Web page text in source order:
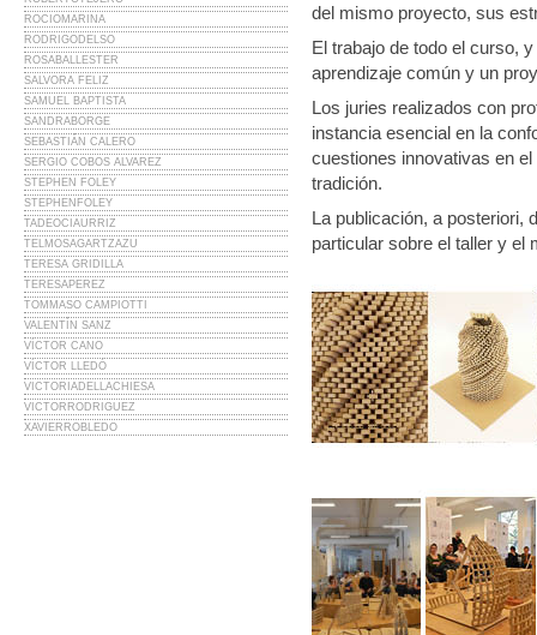
ROCIOMARINA
RODRIGODELSO
ROSABALLESTER
SALVORA FELIZ
SAMUEL BAPTISTA
SANDRABORGE
SEBASTIÁN CALERO
SERGIO COBOS ALVAREZ
STEPHEN FOLEY
STEPHENFOLEY
TADEOCIAURRIZ
TELMOSAGARTZAZU
TERESA GRIDILLA
TERESAPEREZ
TOMMASO CAMPIOTTI
VALENTÍN SANZ
VÍCTOR CANO
VÍCTOR LLEDÓ
VICTORIADELLACHIESA
VICTORRODRIGUEZ
XAVIERROBLEDO
del mismo proyecto, sus
El trabajo de todo el curso,
aprendizaje común y un
Los juries realizados con
instancia esencial en la
cuestiones innovativas en
tradición.
La publicación, a posteriori,
particular sobre el taller y el